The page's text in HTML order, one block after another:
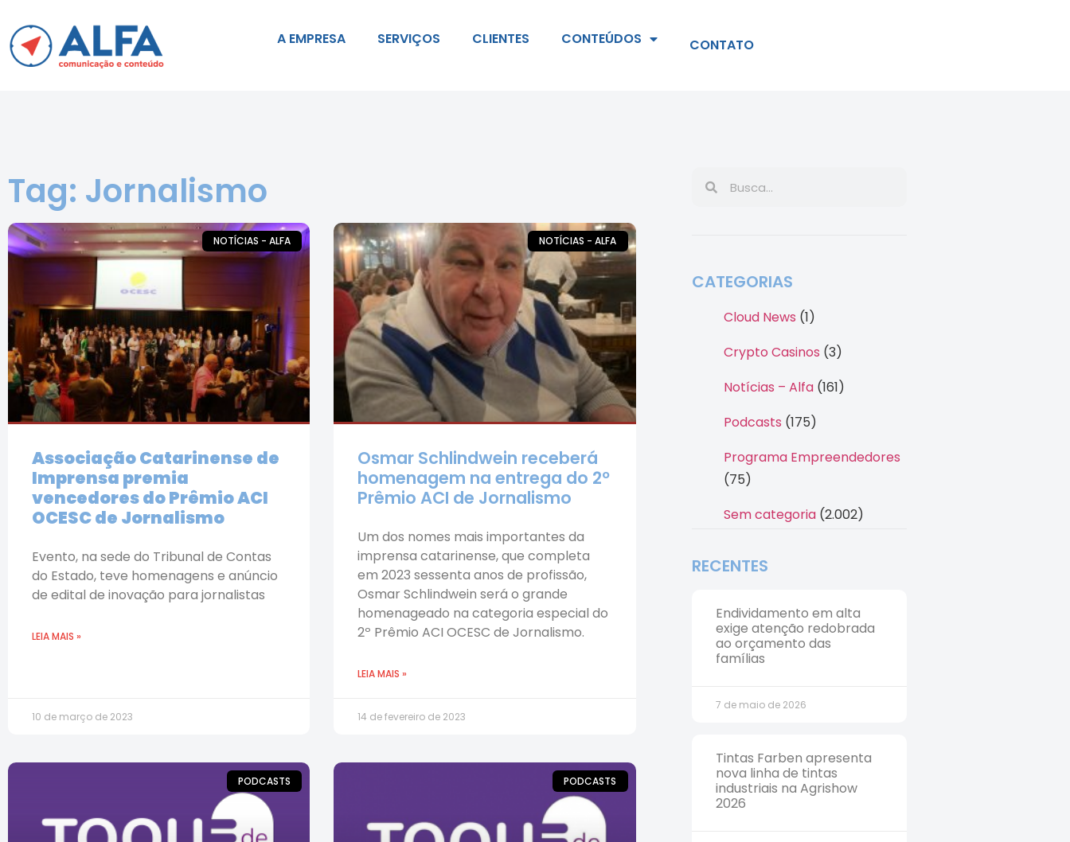
A EMPRESA SERVIÇOS CLIENTES CONTEÚDOS CONTATO
Tag: Jornalismo
NOTÍCIAS - ALFA
Associação Catarinense de
Imprensa premia
vencedores do Prêmio ACI
OCESC de Jornalismo
Evento, na sede do Tribunal de Contas
do Estado, teve homenagens e anúncio
de edital de inovação para jornalistas
LEIA MAIS »
10 de março de 2023
NOTÍCIAS - ALFA
Osmar Schlindwein receberá
homenagem na entrega do 2º
Prêmio ACI de Jornalismo
Um dos nomes mais importantes da
imprensa catarinense, que completa
em 2023 sessenta anos de profissão,
Osmar Schlindwein será o grande
homenageado na categoria especial do
2º Prêmio ACI OCESC de Jornalismo.
LEIA MAIS »
14 de fevereiro de 2023
PODCASTS PODCASTS
CATEGORIAS
Cloud News (1)
Crypto Casinos (3)
Notícias – Alfa(161)
Podcasts (175)
Programa Empreendedores
(75)
Sem categoria(2.002)
RECENTES
Endividamento em alta
exige atenção redobrada
ao orçamento das
famílias
7 de maio de 2026
Tintas Farben apresenta
nova linha de tintas
industriais na Agrishow
2026